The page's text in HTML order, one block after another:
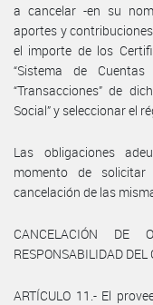
a cancelar -en su
aportes y
el importe de los
“Sistema de
“Transacciones” de
Social” y seleccionar el
Las obligaciones
momento de
cancelación de las
CANCELACIÓN DE
RESPONSABILIDAD
ARTÍCULO 11.- El